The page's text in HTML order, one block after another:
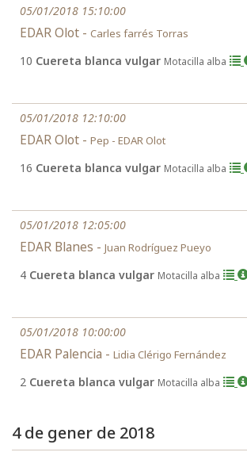
05/01/2018 15:10:00
EDAR Olot - Carles farrés Torras
10 Cuereta blanca vulgar Motacilla alba
05/01/2018 12:10:00
EDAR Olot - Pep - EDAR Olot
16 Cuereta blanca vulgar Motacilla alba
05/01/2018 12:05:00
EDAR Blanes - Juan Rodríguez Pueyo
4 Cuereta blanca vulgar Motacilla alba
05/01/2018 10:00:00
EDAR Palencia - Lidia Clérigo Fernández
2 Cuereta blanca vulgar Motacilla alba
4 de gener de 2018